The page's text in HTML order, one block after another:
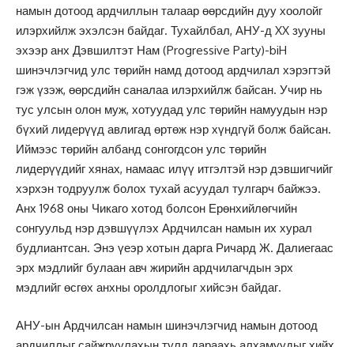
намын дотоод ардчиллын талаар өөрсдийн дуу хоолойг
илэрхийлж эхэлсэн байдаг. Тухайлбал, АНУ-д XX зууны
эхээр анх Дэвшилтэт Нам (Progressive Party)-biH
шинэчлэгчид улс төрийн намд дотоод ардчилал хэрэгтэй
гэж үзэж, өөрсдийн саналаа илэрхийлж байсан. Учир нь
тус улсын олон муж, хотуудад улс төрийн намуудын нэр
бүхий лидерүүд авлигад өртөж нэр хүндгүй болж байсан.
Иймээс төрийн албанд сонгогдсон улс төрийн
лидерүүдийг хянах, намаас илүү итгэлтэй нэр дэвшигчийг
хэрхэн тодруулж болох тухай асуудал тулгарч байжээ.
Анх 1968 оны Чикаго хотод болсон Ерөнхийлөгчийн
сонгуульд нэр дэвшүүлэх Ардчилсан намын их хурал
будлиантсан. Энэ үеэр хотын дарга Ричард Ж. Далиегаас
эрх мэдлийг булаан авч жирийн ардчилагчдын эрх
мэдлийг өсгөх анхны оролдлогыг хийсэн байдаг.
АНУ-ын Ардчилсан намын шинэчлэгчид намын дотоод